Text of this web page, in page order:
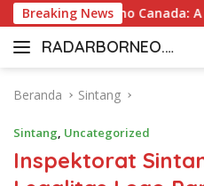
Langsung
ke
konten
Breaking News
Payout Casino Canada: A
RADARBORNEO.I
Radarnya
Beranda
Sintang
Sintang, Uncategorized
Inspektorat